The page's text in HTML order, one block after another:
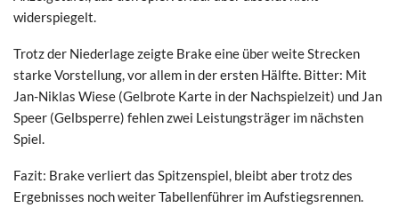
widerspiegelt.
Trotz der Niederlage zeigte Brake eine über weite Strecken
starke Vorstellung, vor allem in der ersten Hälfte. Bitter: Mit
Jan-Niklas Wiese (Gelbrote Karte in der Nachspielzeit) und Jan
Speer (Gelbsperre) fehlen zwei Leistungsträger im nächsten
Spiel.
Fazit: Brake verliert das Spitzenspiel, bleibt aber trotz des
Ergebnisses noch weiter Tabellenführer im Aufstiegsrennen.